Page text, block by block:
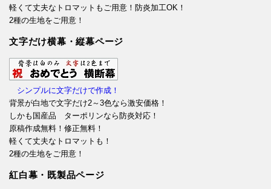
軽くて丈夫なトロマットもご用意！防炎加工OK！
2種の生地をご用意！
文字だけ横幕・縦幕ページ
シンプルに文字だけで作成！
背景が白地で文字だけ2～3色なら激安価格！
しかも国産品 ターポリンなら防炎対応！
原稿作成無料！修正無料！
軽くて丈夫なトロマットも！
2種の生地をご用意！
紅白幕・既製品ページ